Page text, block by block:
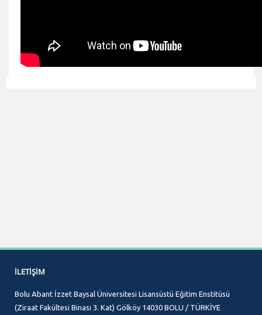
İLETIŞIM
Bolu Abant İzzet Baysal Üniversitesi Lisansüstü Eğitim Enstitüsü
(Ziraat Fakültesi Binası 3. Kat) Gölköy 14030 BOLU / TÜRKİYE